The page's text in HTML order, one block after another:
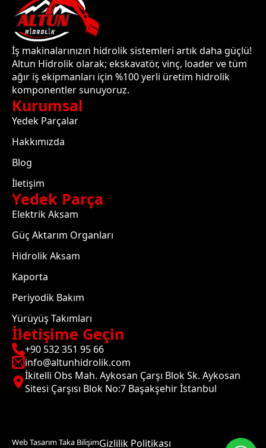
İş makinalarınızın hidrolik sistemleri artık daha güçlü!
Altun Hidrolik olarak; ekskavatör, vinç, loader ve tüm
ağır iş ekipmanları için %100 yerli üretim hidrolik
komponentler sunuyoruz.
Kurumsal
Yedek Parçalar
Hakkımızda
Blog
İletişim
Yedek Parça
Elektrik Aksam
Güç Aktarım Organları
Hidrolik Aksam
Kaporta
Periyodik Bakım
Yürüyüş Takımları
İletişime Geçin
+90 532 351 95 66
info@altunhidrolik.com
İkitelli Obs Mah. Aykosan Çarşı Blok Sk. Aykosan
Sitesi Çarşısı Blok No:7 Başakşehir İstanbul
Web Tasarım Taka BilişimGizlilik Politikası